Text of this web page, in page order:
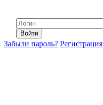
Войти
Забыли пароль? Регистрация